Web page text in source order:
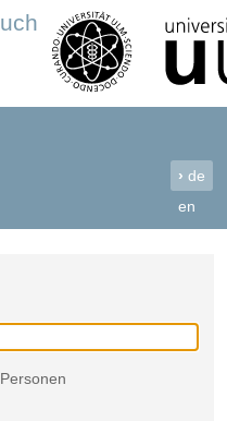
› de
en